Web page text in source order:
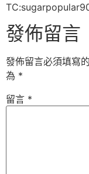
發佈留言
發佈留言必須填寫
為 *
留言 *